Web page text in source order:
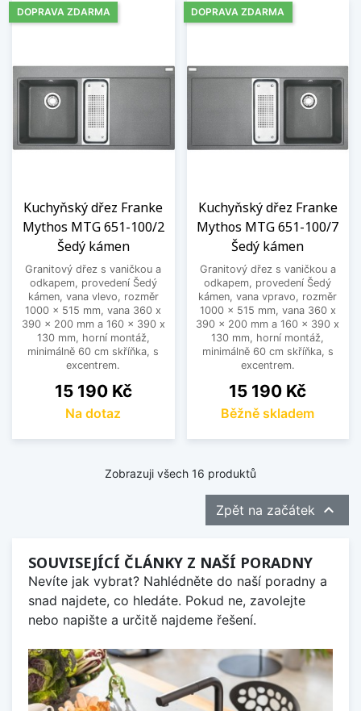
Kuchyňský dřez Franke
Mythos MTG 651-100/2
Šedý kámen
Granitový dřez s vaničkou a
odkapem, provedení Šedý
kámen, vana vlevo, rozměr
1000 x 515 mm, vana 360 x
390 x 200 mm a 160 x 390 x
130 mm, horní montáž,
minimálně 60 cm skříňka, s
excentrem.
Cena
15 190 Kč
Na dotaz
DOPRAVA ZDARMA
Kuchyňský dřez Franke
Mythos MTG 651-100/7
Šedý kámen
Granitový dřez s vaničkou a
odkapem, provedení Šedý
kámen, vana vpravo, rozměr
1000 x 515 mm, vana 360 x
390 x 200 mm a 160 x 390 x
130 mm, horní montáž,
minimálně 60 cm skříňka, s
excentrem.
Cena
15 190 Kč
Běžně skladem
DOPRAVA ZDARMA
Zobrazuji všech 16 produktů
Zpět na začátek 
SOUVISEJÍCÍ ČLÁNKY Z NAŠÍ PORADNY
Nevíte jak vybrat? Nahlédněte do naší poradny a
snad najdete, co hledáte. Pokud ne, zavolejte
nebo napište a určitě najdeme řešení.